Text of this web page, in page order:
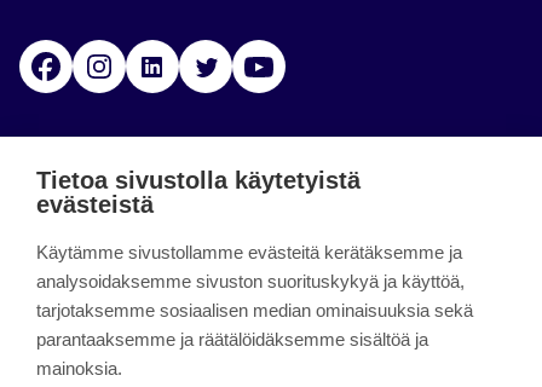
FacebookInstagramLinkedinTwitter
päättynyt 11.9.2023.
About the site
Käyttöehdot
Tietoa sivustolla käytetyistä
evästeistä
Käytämme sivustollamme evästeitä kerätäksemme ja
analysoidaksemme sivuston suorituskykyä ja käyttöä,
tarjotaksemme sosiaalisen median ominaisuuksia sekä
parantaaksemme ja räätälöidäksemme sisältöä ja
mainoksia.